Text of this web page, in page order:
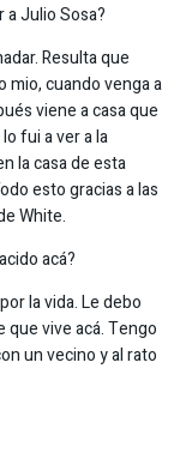
Julio Sosa?
Resulta que
mio, cuando venga a
viene a casa que
fui a ver a la
la casa de esta
esto gracias a las
White.
acá?
la vida. Le debo
vive acá. Tengo
un vecino y al rato